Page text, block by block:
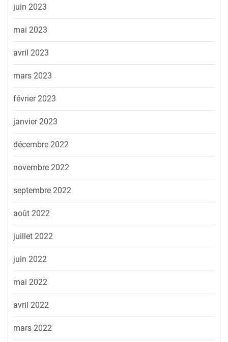
juin 2023
mai 2023
avril 2023
mars 2023
février 2023
janvier 2023
décembre 2022
novembre 2022
septembre 2022
août 2022
juillet 2022
juin 2022
mai 2022
avril 2022
mars 2022